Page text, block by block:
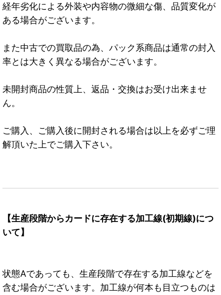
経年劣化による外装や内容物の微細な傷、品質変化が
ある場合がございます。
また中古での買取品の為、パック系商品は通常の封入
率とは大きく異なる場合がございます。
未開封商品の性質上、返品・交換はお受け出来ませ
ん。
ご購入、ご購入後に開封される場合は以上を必ずご理
解頂いた上でご購入下さい。
【生産段階からカードに存在する加工線(初期線)につ
いて】
状態Aであっても、生産段階で存在する加工線などを
含む場合がございます。加工線が何本も目立つものは